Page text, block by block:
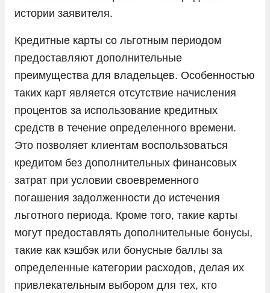
истории заявителя.
Кредитные карты со льготным периодом
предоставляют дополнительные
преимущества для владельцев. Особенностью
таких карт является отсутствие начисления
процентов за использование кредитных
средств в течение определенного времени.
Это позволяет клиентам воспользоваться
кредитом без дополнительных финансовых
затрат при условии своевременного
погашения задолженности до истечения
льготного периода. Кроме того, такие карты
могут предоставлять дополнительные бонусы,
такие как кэшбэк или бонусные баллы за
определенные категории расходов, делая их
привлекательным выбором для тех, кто